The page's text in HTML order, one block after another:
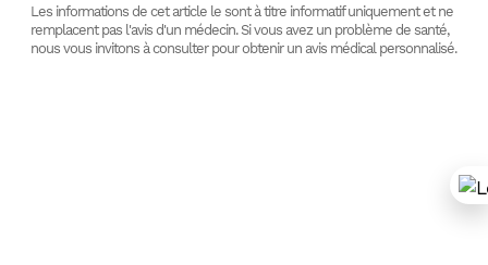
Les informations de cet article le sont à titre informatif uniquement et ne
remplacent pas l'avis d'un médecin. Si vous avez un problème de santé,
nous vous invitons à consulter pour obtenir un avis médical personnalisé.